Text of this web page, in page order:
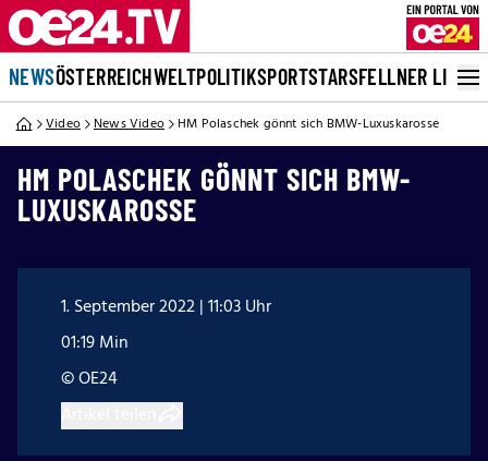
NEWSÖSTERREICHWELTPOLITIKSPORTSTARSFELLNER LIVE
Video News Video HM Polaschek gönnt sich BMW-Luxuskarosse
HM POLASCHEK GÖNNT SICH BMW-
LUXUSKAROSSE
1. September 2022 | 11:03 Uhr
01:19 Min
© OE24